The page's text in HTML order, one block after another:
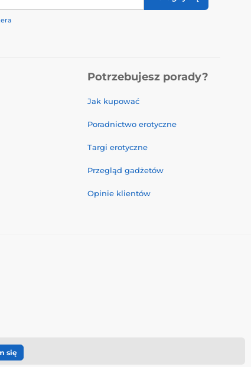
Potrzebujesz porady?
Jak kupować
Poradnictwo erotyczne
Targi erotyczne
Przegląd gadżetów
Opinie klientów
się